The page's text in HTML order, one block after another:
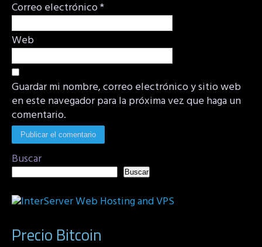
Correo electrónico*
Web
Guardar mi nombre, correo electrónico y sitio web
en este navegador para la próxima vez que haga un
comentario.
Buscar
Buscar
Precio Bitcoin